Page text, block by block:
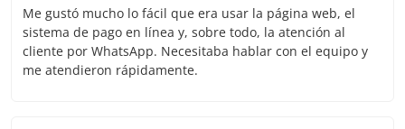
Me gustó mucho lo fácil que era usar la página web, el
sistema de pago en línea y, sobre todo, la atención al
cliente por WhatsApp. Necesitaba hablar con el equipo y
me atendieron rápidamente.